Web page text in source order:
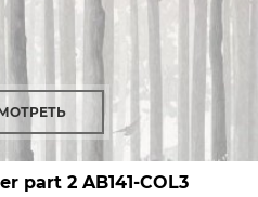
part 2AB141-COL3